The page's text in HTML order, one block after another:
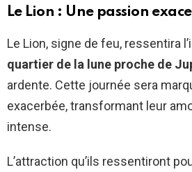
Le Lion : Une passion
Le Lion, signe de feu, ressentira
quartier de la lune proche de
ardente. Cette journée sera
exacerbée, transformant leur
intense.
L’attraction qu’ils ressentiront